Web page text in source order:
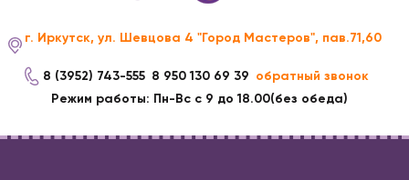
г. Иркутск, ул. Шевцова 4 "Город Мастеров", пав.71,60
8 (3952) 743-555 8 950 130 69 39 обратный звонок
Режим работы: Пн-Вс с 9 до 18.00(без обеда)